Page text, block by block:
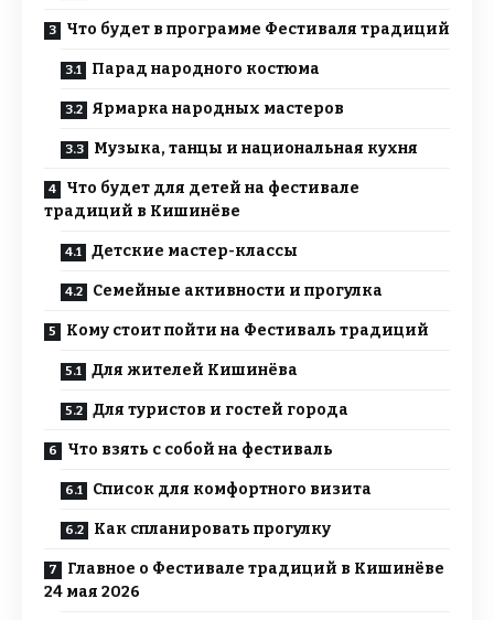
Что будет в программе Фестиваля традиций
Парад народного костюма
Ярмарка народных мастеров
Музыка, танцы и национальная кухня
Что будет для детей на фестивале
традиций в Кишинёве
Детские мастер-классы
Семейные активности и прогулка
Кому стоит пойти на Фестиваль традиций
Для жителей Кишинёва
Для туристов и гостей города
Что взять с собой на фестиваль
Список для комфортного визита
Как спланировать прогулку
Главное о Фестивале традиций в Кишинёве
24 мая 2026